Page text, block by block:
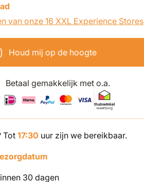
van onze 16 XXL Experience Stores
Houd mij op de hoogte
Betaal gemakkelijk met o.a.
Tot17:30 uur zijn we bereikbaar.
30 dagen